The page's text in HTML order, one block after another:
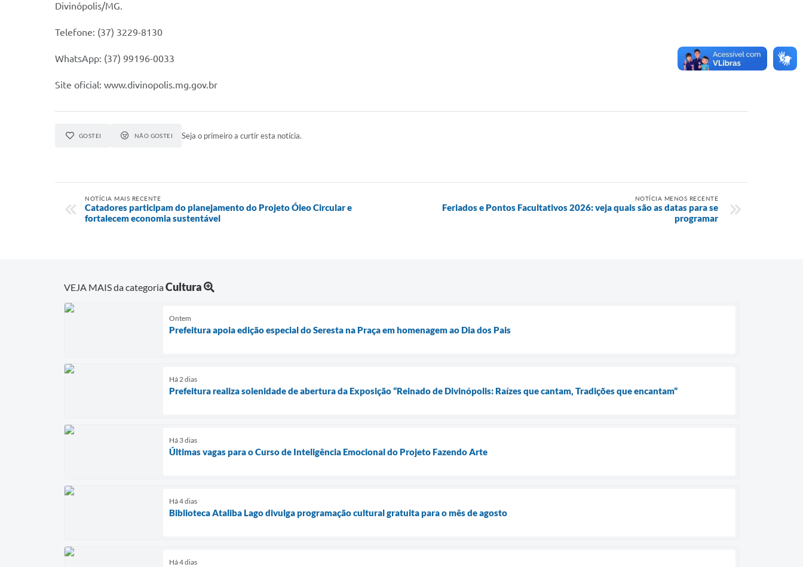
Divinópolis/MG.
Telefone: (37) 3229-8130
WhatsApp: (37) 99196-0033
Site oficial: www.divinopolis.mg.gov.br
GOSTEI NÃO GOSTEI Seja o primeiro a curtir esta notícia.
NOTÍCIA MAIS RECENTE
Catadores participam do planejamento do Projeto Óleo Circular e
fortalecem economia sustentável
NOTÍCIA MENOS RECENTE
Feriados e Pontos Facultativos 2026: veja quais são as datas para se
programar
VEJA MAIS da categoriaCultura
Ontem
Prefeitura apoia edição especial do Seresta na Praça em homenagem ao Dia dos Pais
Há 2 dias
Prefeitura realiza solenidade de abertura da Exposição “Reinado de Divinópolis: Raízes que cantam, Tradições que encantam”
Há 3 dias
Últimas vagas para o Curso de Inteligência Emocional do Projeto Fazendo Arte
Há 4 dias
Biblioteca Ataliba Lago divulga programação cultural gratuita para o mês de agosto
Há 4 dias